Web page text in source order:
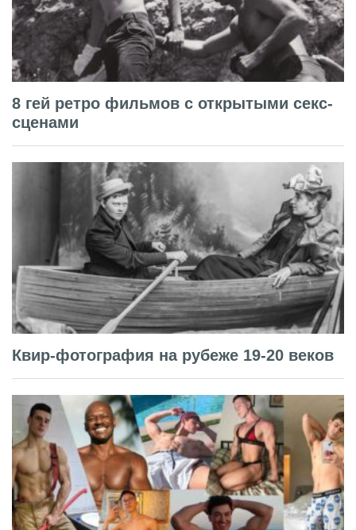
8 гей ретро фильмов с открытыми секс-
сценами
Квир-фотография на рубеже 19-20 веков